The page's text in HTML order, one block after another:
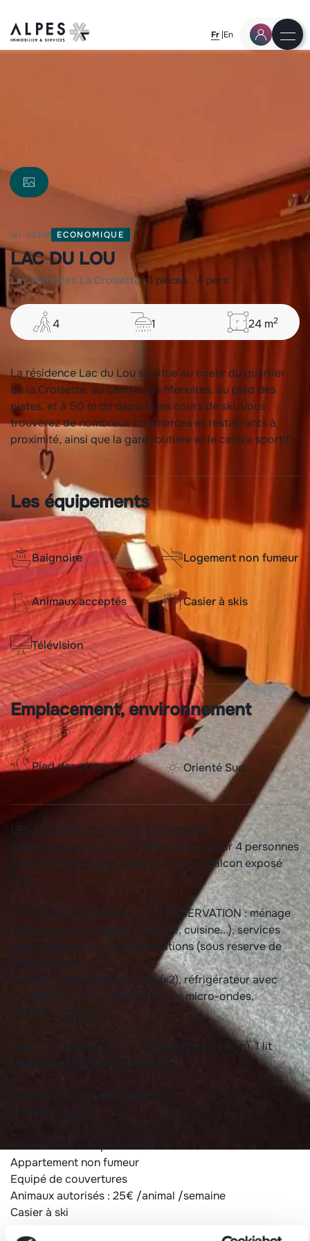
Fr En
réf : ldl308 ECONOMIQUE
LAC DU LOU
les menuires la croisette 1 pièces 4 pers
4 1 24 m2
La résidence Lac du Lou se situe au coeur du quartier
de la Croisette, au centre des Menuires, au pied des
pistes, et à 50 m du départ des cours de ski. Vous
trouverez de nombreux commerces et restaurants à
proximité, ainsi que la gare routière et le centre sportif.
Les équipements
Baignoire Logement non fumeur
Animaux acceptés Casier à skis
Télévision
Emplacement, environnement
Pied des pistes Orienté Sud
LES MENUIRES - Quartier La Croisette
Résidence Lac du Lou (N°308), studio pour 4 personnes
24m², au 3ème étage avec ascenceur, balcon exposé
SERVICES DISPONIBLES SUR RESERVATION : ménage
de fin de séjour, linge (lit, toilette, cuisine...), services
para-hôteliers et autres prestations (sous réserve de
Cuisine : plaques électriques (x2), réfrigérateur avec
congélateur de 5L, mini four, four micro-ondes,
cafetière, grille pain
Séjour : 1 canapé BZ pour 2 personnes (160cm), 1 lit
superposé (2x80cm), télévision
Salle de bain : lavabo, baignoire
Toilettes séparé
Informations complémentaires :
Appartement non fumeur
Equipé de couvertures
Animaux autorisés : 25€ /animal /semaine
Casier à ski